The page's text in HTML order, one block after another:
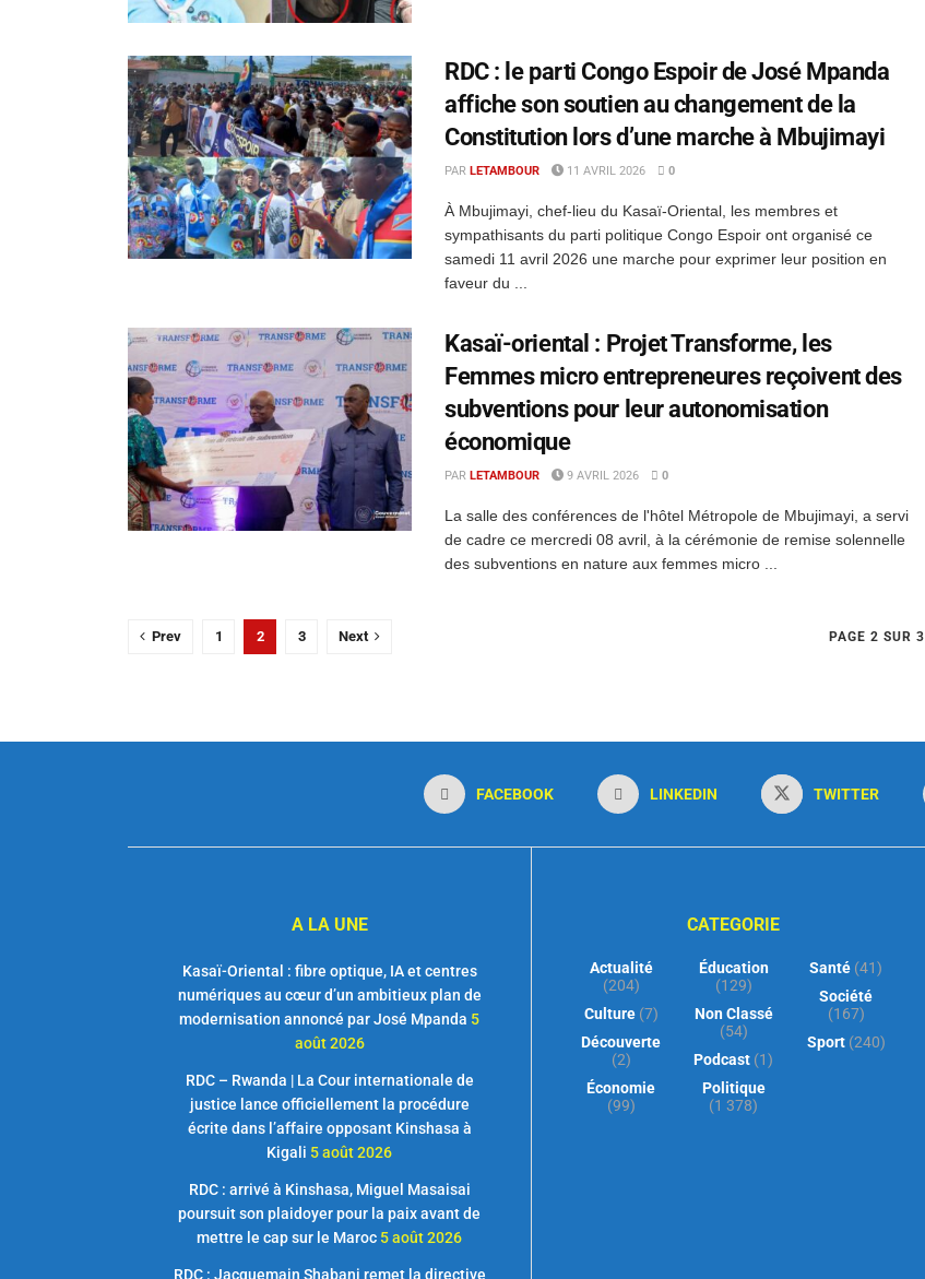
RDC : le parti Congo Espoir de José Mpanda
affiche son soutien au changement de la
Constitution lors d’une marche à Mbujimayi
PAR LETAMBOUR 11 AVRIL 2026 0
À Mbujimayi, chef-lieu du Kasaï-Oriental, les membres et
sympathisants du parti politique Congo Espoir ont organisé ce
samedi 11 avril 2026 une marche pour exprimer leur position en
faveur du ...
Kasaï-oriental : Projet Transforme, les
Femmes micro entrepreneures reçoivent des
subventions pour leur autonomisation
économique
PAR LETAMBOUR 9 AVRIL 2026 0
La salle des conférences de l'hôtel Métropole de Mbujimayi, a servi
de cadre ce mercredi 08 avril, à la cérémonie de remise solennelle
des subventions en nature aux femmes micro ...
PAGE 2 SUR 3
Prev 1 2 3 Next
FACEBOOK LINKEDIN TWITTER
A LA UNE
Kasaï-Oriental : fibre optique, IA et centres
numériques au cœur d’un ambitieux plan de
modernisation annoncé par José Mpanda 5
août 2026
RDC – Rwanda | La Cour internationale de
justice lance officiellement la procédure
écrite dans l’affaire opposant Kinshasa à
Kigali 5 août 2026
RDC : arrivé à Kinshasa, Miguel Masaisai
poursuit son plaidoyer pour la paix avant de
mettre le cap sur le Maroc 5 août 2026
RDC : Jacquemain Shabani remet la directive
CATEGORIE
Actualité
(204)
Culture(7)
Découverte
(2)
Économie
(99)
Éducation
(129)
Non Classé
(54)
Podcast (1)
Politique
(1 378)
Santé (41)
Société
(167)
Sport(240)